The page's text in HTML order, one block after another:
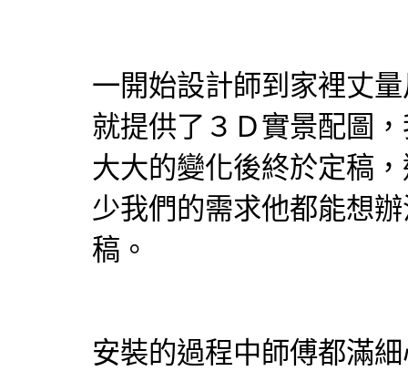
一開始設計師到家裡丈
就提供了３Ｄ實景配圖
大大的變化後終於定稿
少我們的需求他都能想
稿。
安裝的過程中師傅都滿